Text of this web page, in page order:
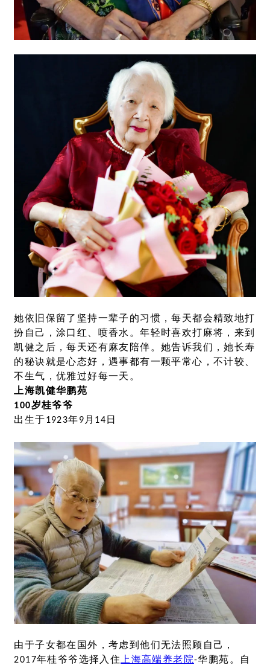
她依旧保留了坚持一辈子的习惯，每天都会精致地打
扮自己，涂口红、喷香水。年轻时喜欢打麻将，来到
凯健之后，每天还有麻友陪伴。她告诉我们，她长寿
的秘诀就是心态好，遇事都有一颗平常心，不计较、
不生气，优雅过好每一天。
上海凯健华鹏苑
100岁桂爷爷
出生于1923年9月14日
由于子女都在国外，考虑到他们无法照顾自己，
2017年桂爷爷选择入住上海高端养老院-华鹏苑。自